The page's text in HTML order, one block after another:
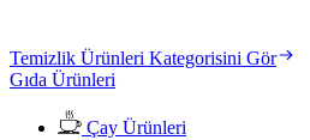
Temizlik Ürünleri Kategorisini Gör
Gıda Ürünleri
Çay Ürünleri